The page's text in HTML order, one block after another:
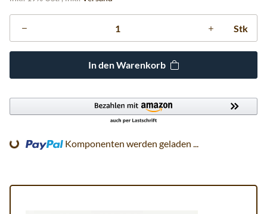
Stk
In den Warenkorb
Komponenten werden geladen ...